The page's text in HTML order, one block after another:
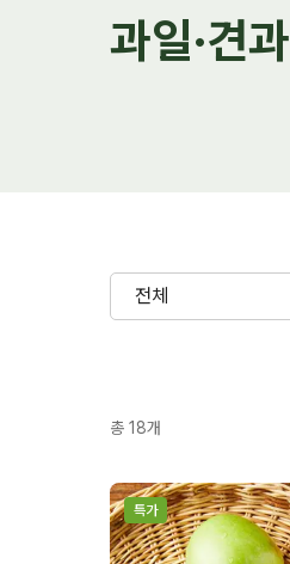
과일·견과
전체
총 18개
특가